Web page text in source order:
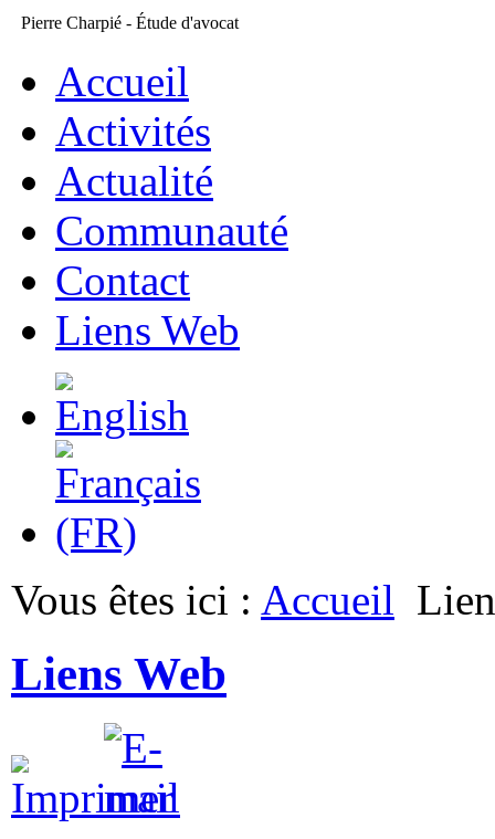
Pierre Charpié - Étude d'avocat
Accueil
Activités
Actualité
Communauté
Contact
Liens Web
Vous êtes ici : Accueil
Liens Web